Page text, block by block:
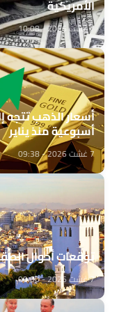
الأمريكية
7 غشت 2026 - 10:08
أسعار الذهب
أسبوعية منذ يناير
7 غشت 2026 - 09:38
توقعات أحوال
7 غشت 2026 - 09:00